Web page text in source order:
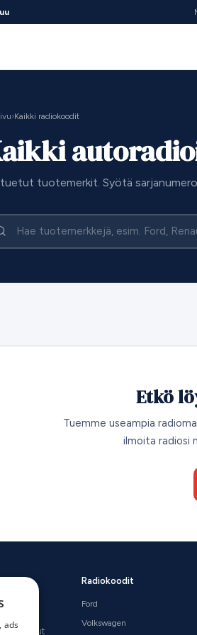
›Kaikki radiokoodit
tuotemerkit. Syötä
Etkö
Tuemme useampia
ilmoita radiosi
luottanut
Radiokoodit
Ford
Volkswagen
ads